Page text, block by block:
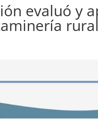
evaluó y
rural